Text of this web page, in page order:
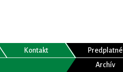
Kontakt
Predplatné
Archív